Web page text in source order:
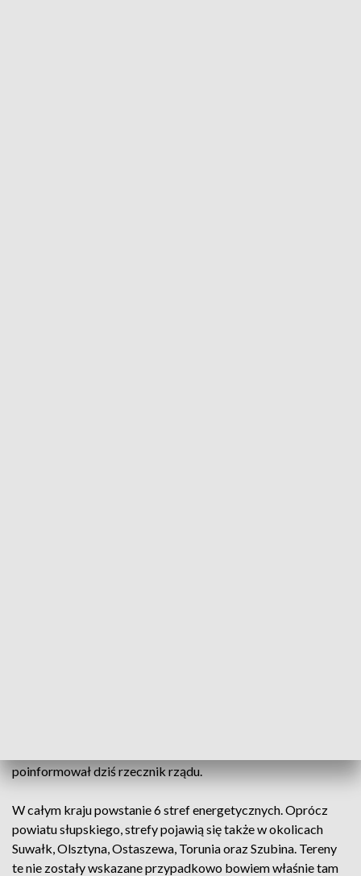
poinformował dziś rzecznik rządu.
W całym kraju powstanie 6 stref energetycznych. Oprócz
powiatu słupskiego, strefy pojawią się także w okolicach
Suwałk, Olsztyna, Ostaszewa, Torunia oraz Szubina. Tereny
te nie zostały wskazane przypadkowo bowiem właśnie tam